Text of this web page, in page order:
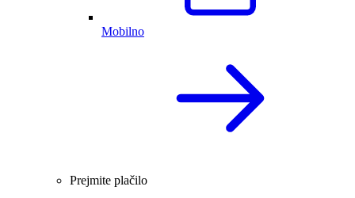
Mobilno
Prejmite plačilo